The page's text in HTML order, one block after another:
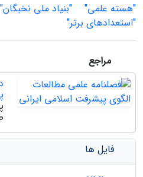
"هسته علمی"
"بنیاد ملی نخبگان"
"استعدادهای برتر"
مراجع
فایل ها